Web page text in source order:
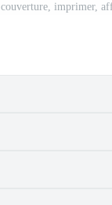
couverture, imprimer,